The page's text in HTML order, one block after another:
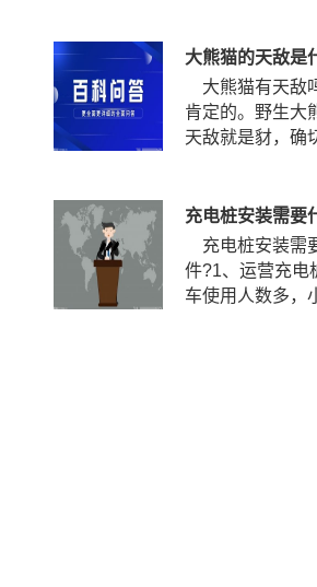
大熊猫有天敌
肯定的。野生大
天敌就是豺，确
充电桩安装需
件?1、运营充电
车使用人数多，